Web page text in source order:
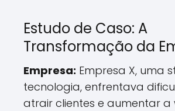
Estudo de Caso: A
Transformação da
Empresa: Empresa X, uma
tecnologia, enfrentava
atrair clientes e aumentar a